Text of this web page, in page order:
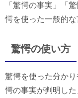
「驚愕の事実」「
愕を使った一般的な
驚愕の使い方
驚愕を使った分か
愕の事実が判明し